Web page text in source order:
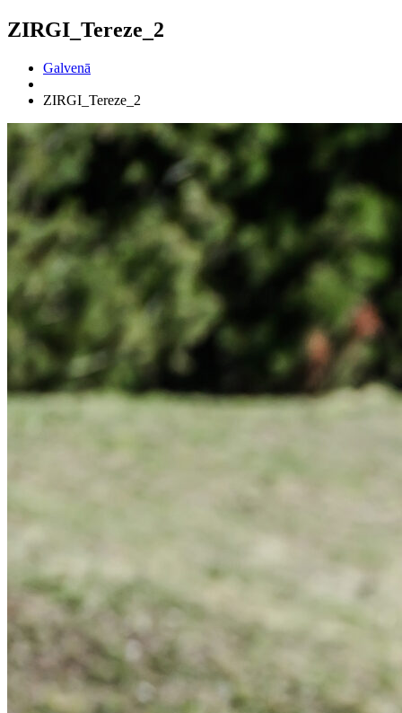
ZIRGI_Tereze_2
Galvenā
ZIRGI_Tereze_2